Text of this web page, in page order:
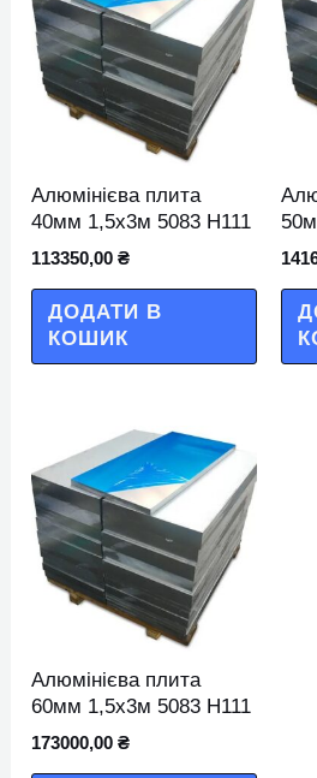
Алюмінієва плита
40мм 1,5х3м 5083 Н111
113350,00₴
ДОДАТИ В
КОШИК
Алюмінієва плита
60мм 1,5х3м 5083 Н111
173000,00₴